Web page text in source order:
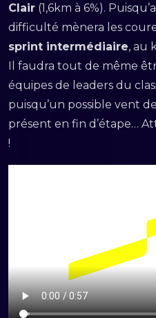
Clair (1,6km à 6%).
difficulté mènera les
sprint intermédiaire, au
Il faudra tout de même
équipes de leaders du
puisqu’un possible vent
présent en fin d’étape…
!